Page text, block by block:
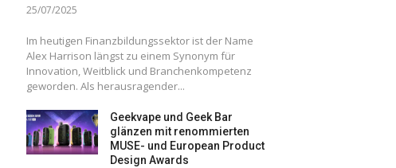
25/07/2025
Im heutigen Finanzbildungssektor ist der Name
Alex Harrison längst zu einem Synonym für
Innovation, Weitblick und Branchenkompetenz
geworden. Als herausragender...
Geekvape und Geek Bar
glänzen mit renommierten
MUSE- und European Product
Design Awards